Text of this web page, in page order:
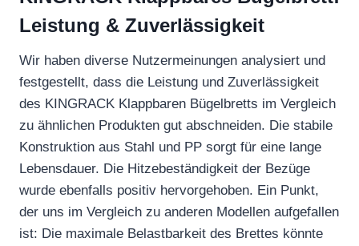
Leistung & Zuverlässigkeit
Wir haben diverse Nutzermeinungen analysiert und
festgestellt, dass die Leistung und Zuverlässigkeit
des KINGRACK Klappbaren Bügelbretts im Vergleich
zu ähnlichen Produkten gut abschneiden. Die stabile
Konstruktion aus Stahl und PP sorgt für eine lange
Lebensdauer. Die Hitzebeständigkeit der Bezüge
wurde ebenfalls positiv hervorgehoben. Ein Punkt,
der uns im Vergleich zu anderen Modellen aufgefallen
ist: Die maximale Belastbarkeit des Brettes könnte